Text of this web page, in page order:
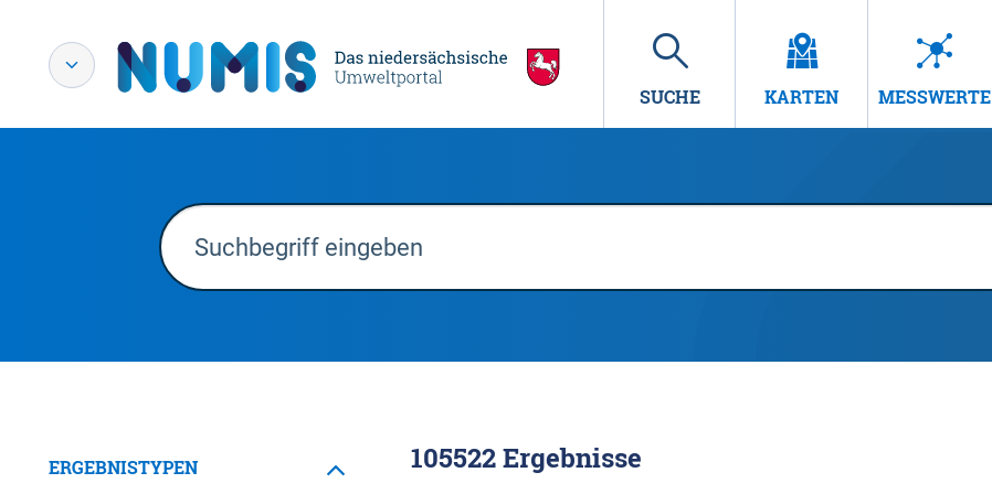
SUCHE KARTEN MESSWERTE
ERGEBNISTYPEN 105522Ergebnisse